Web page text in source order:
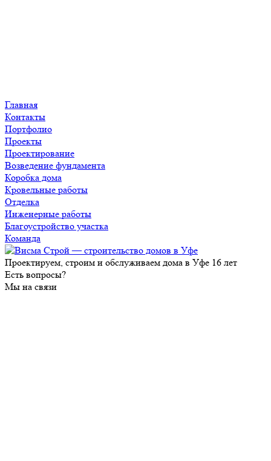
Главная
Контакты
Портфолио
Проекты
Проектирование
Возведение фундамента
Коробка дома
Кровельные работы
Отделка
Инженерные работы
Благоустройство участка
Команда
Проектируем, строим и обслуживаем дома в Уфе 16 лет
Есть вопросы?
Мы на связи